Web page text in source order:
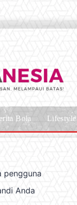
Bola Lifestyle
pengguna
Anda